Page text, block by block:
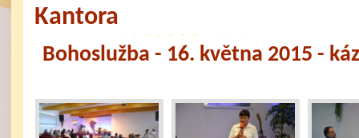
Kantora
Bohoslužba - 16. května 2015 -